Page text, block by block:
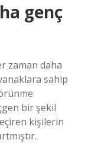
genç
zaman daha
sahip
bir şekil
kişilerin